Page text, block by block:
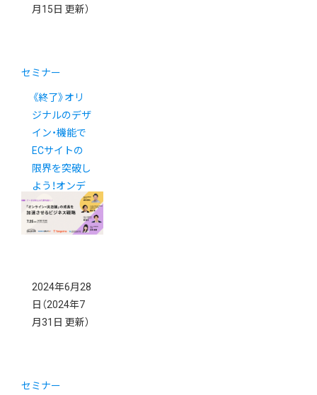
月15日 更新）
セミナー
《終了》オリ
ジナルのデザ
イン・機能で
ECサイトの
限界を突破し
よう！オンデ
マンド配信
2024年6月28
日 （2024年7
月31日 更新）
セミナー